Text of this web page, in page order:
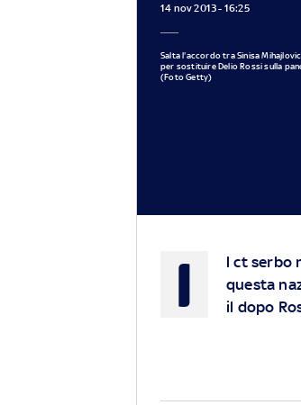
14 nov 2013 - 16:25
Salta l'accordo tra Sinisa
per sostituire Delio Rossi sulla
(Foto Getty)
I
l ct serbo
questa
il dopo